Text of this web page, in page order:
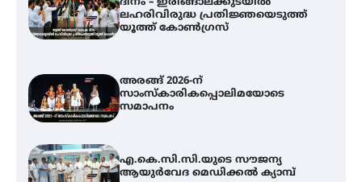
ലഹരിവിരുദ്ധ പ്രതിജ്ഞയെടുത്ത്
യൂത്ത് കോൺഗ്രസ്
അരങ്ങ് 2026-ന്
സാംസ്കാരികപ്പൊലിമയോടെ
സമാപനം
എ.കെ.സി.സി.യുടെ സൗജന്യ
ആയുർവേദ മെഡിക്കൽ ക്യാമ്പ്